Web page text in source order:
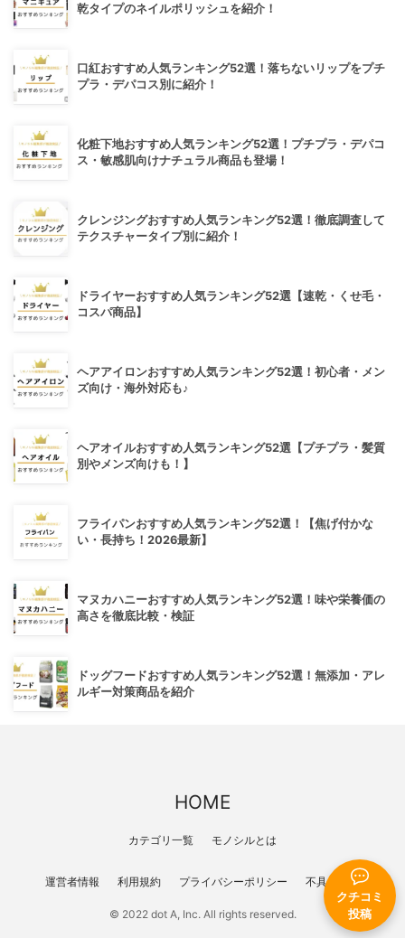
クチコミ
投稿
乾タイプのネイルポリッシュを紹介！
口紅おすすめ人気ランキング52選！落ちないリップをプチ
プラ・デパコス別に紹介！
化粧下地おすすめ人気ランキング52選！プチプラ・デパコ
ス・敏感肌向けナチュラル商品も登場！
クレンジングおすすめ人気ランキング52選！徹底調査して
テクスチャータイプ別に紹介！
ドライヤーおすすめ人気ランキング52選【速乾・くせ毛・
コスパ商品】
ヘアアイロンおすすめ人気ランキング52選！初心者・メン
ズ向け・海外対応も♪
ヘアオイルおすすめ人気ランキング52選【プチプラ・髪質
別やメンズ向けも！】
フライパンおすすめ人気ランキング52選！【焦げ付かな
い・長持ち！2026最新】
マヌカハニーおすすめ人気ランキング52選！味や栄養価の
高さを徹底比較・検証
ドッグフードおすすめ人気ランキング52選！無添加・アレ
ルギー対策商品を紹介
HOME
カテゴリ一覧 モノシルとは
運営者情報 利用規約 プライバシーポリシー 不具合報告
© 2022 dot A, Inc. All rights reserved.